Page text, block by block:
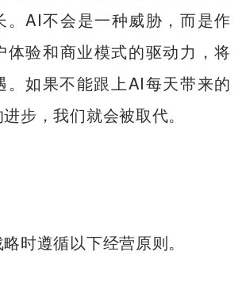
。AI不会是一种威胁，而是作
体验和商业模式的驱动力，将
。如果不能跟上AI每天带来的
步，我们就会被取代。
时遵循以下经营原则。